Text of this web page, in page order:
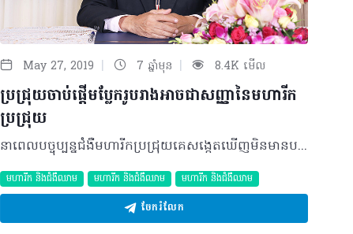
May 27, 2019 | 7 ឆ្នាំមុន | 8.4K មើល
ប្រជ្រុយចាប់ផ្តើមប្លែករូបរាងអាចជាសញ្ញានៃមហារីក
ប្រជ្រុយ
នាពេលបច្ចុប្បន្នជំងឺមហារីកប្រជ្រុយគេសង្កេតឃើញមិនមានបម្រែបម្រួល ឬកើនឡើងគួរឲ្យកត់សម្គាល់នោះទេ ប៉ុន្តែវាកើតឡើងទៅតាមវ័យ និងកត្តាអាយុរបស់មនុស្ស ដោយក្នុងនោះភាគច្រើនកើតទៅលើស្រ្តីច្រើនជាងបុរសពិសេសអ្នកដែលមានអាយុចាប់ពី ៥០ឆ្នាំឡើងទៅ ហើយវាពាក់ព័ន្ធនឹងកត្តាតំណពូជផងដែរ។ និយមន័យ ជំងឺមហារីកប្រជ្រុយ ឬពាក្យបច្ចេកទេសហៅថា Melanoma គឺជាជំងឺមួយដែលកើតឡើងពីបណ្តុំនៃកោសិកា Melanocytes (កោសិកាផលិតជាតិពណ៌) ដោយភាគច្រើនកើតនៅតំបន់ដែលត្រូវពន្លឺព្រះអាទិត្យកាំរស្មីយូវី (UV) ពិសេសនៅលើថ្ងាស ខ្ទង់ច្រមុះ បបូរមាត់ផ្នែកខាងលើ ថ្ពាល់សងខាង បាតដៃ ម្រាមដៃ ក្រចក និងបាតជើង ម្រាមជើងជាដើម។ មូលហេតុចម្បង និងកត្តាប្រឈម មានមូលហេតុចម្បងជាច្រើនដែលបង្កឲ្យមានជំងឺមហារីកប្រជ្រុយ តែកត្តាសំខាន់ដែលធ្វើឲ្យមានជំងឺនេះឡើងរួមមាន៖ • កត្តាតំណពូជ • អ្នកវ័យចំណាស់ដែលមានអាយុចាប់ពី ៥០ឆ្នាំឡើងទៅ • ការប៉ះពន្លឺកាំរស្មីយូវី (UV) • ប្រជ្រុយដែលប្រឈមនឹងពន្លឺព្រះអាទិត្យ។ ចំណែកបុគ្គលដែលមានហានិភ័យខ្ពស់ក្នុងការប្រឈមចំពោះបញ្ហាជំងឺនេះរួមមាន៖ • បុគ្គលដែលមានប្រវត្តិគ្រួសារកើតជំងឺមហារីកប្រជ្រុយ • បុគ្គលដែលមានប្រជ្រុយប្លែកខុសពីធម្មតា ឬច្រើន • បុគ្គលដែលធ្វើការក្រោមពន្លឺកាំរស្មីយូវី (UV)ញឹកញាប់។ រោគសញ្ញា និងយន្តការ ជាទូទៅ ជំងឺមហារីកប្រជ្រុយកម្រលេចចេញជារោគសញ្ញាសម្គាល់ ឬប្រែប្រួលខ្លាំងនោះទេ ប៉ុន្តែវាតែងវិវឌ្ឍបន្តិចម្តងៗខុសពីធម្មតា ឬក្លាយជាកោសិកាមហារីកតែម្តង។ ជាក់ស្ដែង វាបង្ហាញឲ្យឃើញតាមរយៈការប្រែប្រួលនូវ៖ • ទំហំរបស់ប្រជ្រុយប្រែប្រួលលឿន • ប្រជ្រុយមានលក្ខណៈប្រេះ ឬទ្រុឌខូង • ការប្រែពណ៌របស់ប្រជ្រុយទៅជាក្រហម ឬត្នោត ឬខ្មៅខ្លាំង • គែមរបស់ប្រជ្រុយប្រែប្រួលដោយផ្នែកមិនសមមាត្រនឹងរូបរាងចាស់ជាដើម។ ដោយឡែក ប្រជ្រុយគេសង្កេតឃើញមាន ២ សណ្ឋានគឺ៖ • ប្រភេទទី១៖ ប្រជ្រុយដែលដុះមានលក្ខណៈសើស្បែកជួនកាលវាដុះកប់ជ្រៅចូលទៅក្នុងស្បែក។ • ប្រភេទទី២៖ គឺមានលក្ខណៈដុះពងសាច់ពីលើស្បែក ហើយវិវឌ្ឍក្លាយទៅជាដុំពកពណ៌ខ្មៅ។ ការធ្វើរោគវិនិច្ឆ័យ ជំងឺមហារីកប្រជ្រុយអាចធ្វើរោគវិនិច្ឆ័យបានតាមរយៈការពិនិត្យទៅលើសញ្ញាគ្លីនិក។ ម៉្យាងវិញទៀតយើងអាចធ្វើរោគវិនិច្ឆ័យបានតាមរយៈការច្រឹបយកសាច់ទៅវិភាគដើម្បីឲ្យដឹងថាវាជាប្រជ្រុយមហារីកមែន ឬអត់។ ការព្យាបាល និងផលវិបាក ឈ្មោះថាមហារីកប្រជ្រុយមិនមានលក្ខណៈធ្ងន់ធ្ងរទេ ព្រោះយើងអាចមើលឃើញវានឹងភ្នែកនៅពេលវាមានការប្រែប្រួលរូបរាង លុះត្រាតែអ្នកមិនមានការចាប់អារម្មណ៍ហើយបណ្តោយឲ្យវាតាមដំណើរ នោះវានឹងក្លាយជាកាចសាហាវដូចមហារីកដទៃទៀតដែរ។ ផ្ទុយទៅវិញបើលោកអ្នកមានប្រជ្រុយនៅលើបាតដៃ បាតជើង ម្រាមដៃម្រាមជើង ក្រចកដៃក្រចកជើង លោកអ្នកចូរប្រុងប្រយ័ត្នព្រោះវាកាចសាហាវខ្លាំងនៅពេលវាចាប់ផ្តើមមានស្នាមប្រេះ ឬបែកមានន័យថាវាបានសាយភាយរួចស្រេចទៅហើយ។ ជាទូទៅប្រសិនបើអ្នកជំងឺត្រូវបានរកឃើញថាមានជំងឺមហារីកប្រជ្រុយនោះការព្យាបាលនឹងធ្វើតាមវិធីសាស្រ្ត ២យ៉ាងសំខាន់ៗគឺ៖ • ការចាក់ថ្នាំគីមី ឬបាញ់កាំរស្មីឡាស៊ែរដើម្បីបំផ្លាញកោសិកាមហារីក។ • ការវះកាត់យកសាច់ដុះ ឬប្រជ្រុយមហារីកចេញ។ ប្រសិនបើមិនបានទទួលការព្យាបាលត្រឹមត្រូវនិងទាន់ពេលវេលានោះអ្នកជំងឺអាចមានគ្រោះថ្នាក់ដោយសារតែកោសិកាបានរីករាលដាលនៅក្នុងរាងកាយដូចជំងឺមហារីកដទៃទៀត។ វិធីសាស្រ្តការពារ ដោយហេតុថានាពេលបច្ចុប្បន្ន បញ្ហានេះកម្រជួបប្រទះ ប៉ុន្តែអ្នកគួរតែការពារខ្លួនពីជំងឺនេះដោយ៖ • ស្លៀកសម្លៀកបំពាក់ឲ្យជិត • ចៀសវាងការត្រូវពន្លឺព្រះអាទិត្យ ប្រសិនបើអ្នកមានបញ្ហា ឬរោគសញ្ញាដូចដែលបានរៀបរាប់ខាងលើ សូមប្រញាប់មកពិគ្រោះជាមួយគ្រូពេទ្យឯកទេសសើស្បែក ដើម្បីធ្វើការពិនិត្យ និងធ្វើរោគវិនិច្ឆ័យឲ្យបានច្បាស់លាស់ ព្រមទាំងទទួលបានការព្យាបាលត្រឹមត្រូវ និងទាន់ពេលវេលា។ បកស្រាយដោយ៖ វេជ្ជបណ្ឌិត ប៉ុក សាវឿន ឯកទេសសើស្បែក ឡាស៊ែ និងកាមរោគ និងជាប្រធានគ្លីនិកជាតិសើស្បែក និងកាមរោគ អត្ថបទ៖​ ដកស្រង់ចេញពីទស្សនាវដ្ដី ហេលស៍ថាម ប្រូ លេខ ៧៩ ©2019 រក្សាសិទ្ធិគ្រប់យ៉ាង​ដោយ Healthtime Corporation ចំពោះគ្រប់អត្ថបទដោយគ្មានផ្នែកណាមួយត្រូវបោះពុម្ពផ្សាយចូល ប្រព័ន្ធអុីនធឺណែតឧបករណ៍អេឡិចត្រូនិកអាត់ជាសំឡេងឬថតចំលងគ្រប់រូបភាពដោយគ្មានការអនុញ្ញាតឡើយ
មហារីក និងជំងឺឈាម មហារីក និងជំងឺឈាម មហារីក និងជំងឺឈាម
ចែករំលែក